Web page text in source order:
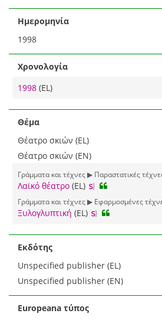
Ημερομηνία
1998
Χρονολογία
1998 (EL)
Θέμα
Θέατρο σκιών (EL)
Θέατρο σκιών (EN)
Γράμματα και τέχνες ▶ Παραστατικές
Λαϊκό θέατρο (EL)
Γράμματα και τέχνες ▶ Εφαρμοσμένες
Ξυλογλυπτική (EL)
Εκδότης
Unspecified publisher (EL)
Unspecified publisher (EN)
Europeana τύπος